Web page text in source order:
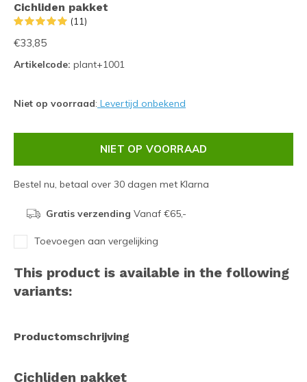
Cichliden pakket
(11)
€33,85
Artikelcode: plant+1001
Niet op voorraad: Levertijd onbekend
NIET OP VOORRAAD
Bestel nu, betaal over 30 dagen met Klarna
Gratis verzending Vanaf €65,-
Toevoegen aan vergelijking
This product is available in the following
variants:
Productomschrijving
Cichliden pakket